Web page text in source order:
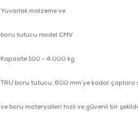
Yuvarlak malzeme ve
boru tutucu model CMV
Kapasite 100 - 4.000 kg
TRU boru tutucu, 600 mm’ye kadar çaplara
ve boru materyalleri hızlı ve güvenli bir şekilde